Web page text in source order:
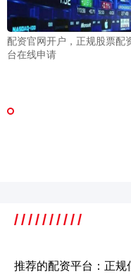
配资官网开户，正规股票配
台在线申请
推荐的配资平台：正